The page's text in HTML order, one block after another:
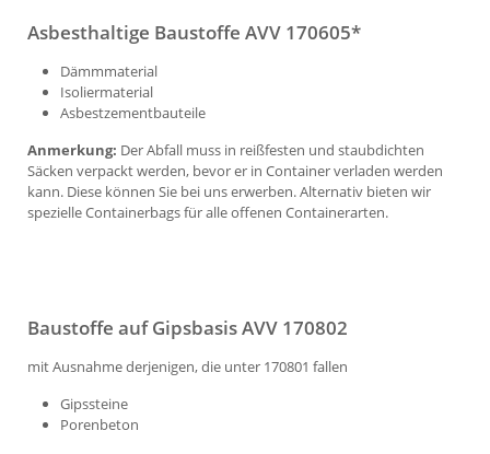
Asbesthaltige Baustoffe AVV 170605*
Dämmmaterial
Isoliermaterial
Asbestzementbauteile
Anmerkung: Der Abfall muss in reißfesten und staubdichten
Säcken verpackt werden, bevor er in Container verladen werden
kann. Diese können Sie bei uns erwerben. Alternativ bieten wir
spezielle Containerbags für alle offenen Containerarten.
Baustoffe auf Gipsbasis AVV 170802
mit Ausnahme derjenigen, die unter 170801 fallen
Gipssteine
Porenbeton